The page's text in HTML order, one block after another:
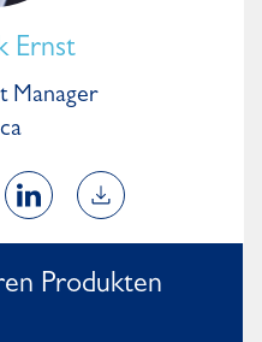
Ernst
Manager
Produkten